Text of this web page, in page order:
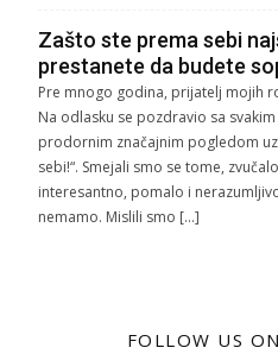
Zašto ste prema sebi
prestanete da budete
Pre mnogo godina, prijatelj mojih
Na odlasku se pozdravio sa
prodornim značajnim pogledom
sebi!“. Smejali smo se tome,
interesantno, pomalo i
nemamo. Mislili smo […]
FOLLOW US